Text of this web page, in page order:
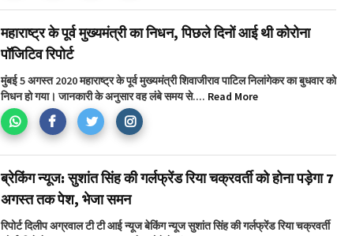
महाराष्ट्र के पूर्व मुख्यमंत्री का निधन, पिछले दिनों आई थी कोरोना
पॉजिटिव रिपोर्ट
मुंबई 5 अगस्त 2020 महाराष्ट्र के पूर्व मुख्यमंत्री शिवाजीराव पाटिल निलांगेकर का बुधवार को
निधन हो गया। जानकारी के अनुसार वह लंबे समय से.... Read More
ब्रेकिंग न्यूज: सुशांत सिंह की गर्लफ्रेंड रिया चक्रवर्ती को होना पड़ेगा 7
अगस्त तक पेश, भेजा समन
रिपोर्ट दिलीप अग्रवाल टी टी आई न्यूज बेकिंग न्यूज सुशांत सिंह की गर्लफ्रेंड रिया चक्रवर्ती